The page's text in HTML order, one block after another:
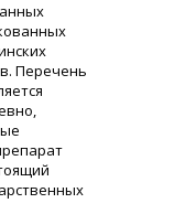
Перечень